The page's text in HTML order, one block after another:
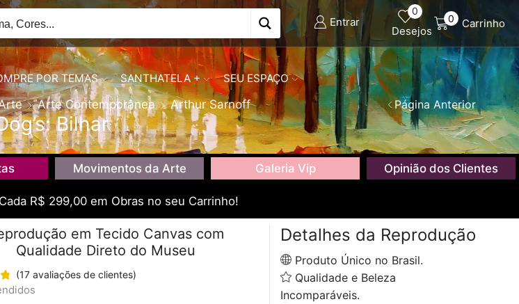
Entrar
0
Desejos
0 Carrinho
POR TEMAS SANTHATELA + SEU ESPAÇO
Arte Contemporânea Arthur Sarnoff
Bilhar
Página Anterior
Movimentos da Arte Galeria Vip Opinião dos Clientes
R$ 299,00 em Obras no seu Carrinho!
em Tecido Canvas com
Qualidade Direto do Museu
(17avaliações de clientes)
Detalhes da Reprodução
Produto Único no Brasil.
Qualidade e Beleza
Incomparáveis.